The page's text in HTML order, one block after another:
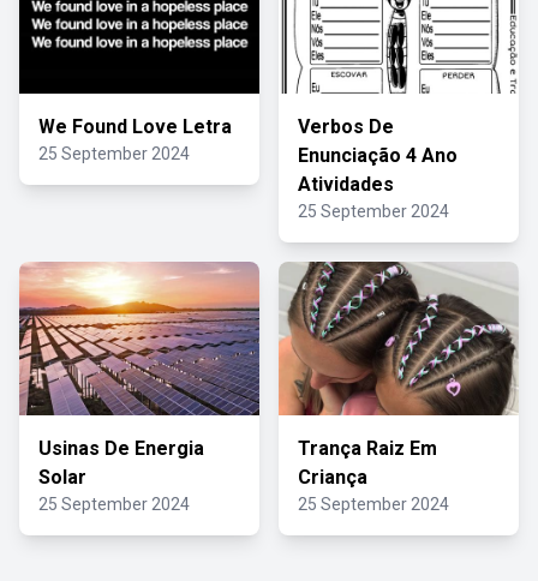
We Found Love Letra
25 September 2024
Verbos De
Enunciação 4 Ano
Atividades
25 September 2024
Usinas De Energia
Solar
25 September 2024
Trança Raiz Em
Criança
25 September 2024